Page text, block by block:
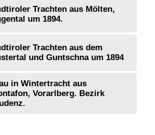
Trachten aus Mölten,
um 1894.
Trachten aus dem
und Guntschna um 1894
in Wintertracht aus
Vorarlberg. Bezirk